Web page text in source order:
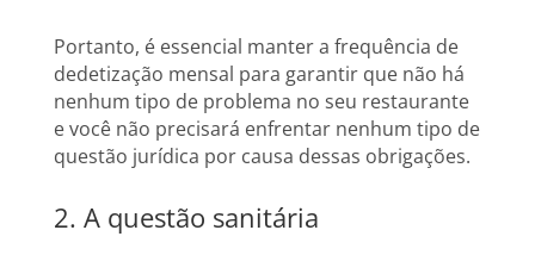
Portanto, é essencial manter a frequência de
dedetização mensal para garantir que não há
nenhum tipo de problema no seu restaurante
e você não precisará enfrentar nenhum tipo de
questão jurídica por causa dessas obrigações.
2. A questão sanitária